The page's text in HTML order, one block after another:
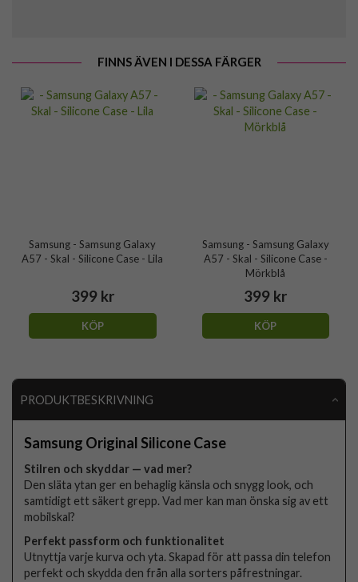
FINNS ÄVEN I DESSA FÄRGER
Samsung - Samsung Galaxy
A57 - Skal - Silicone Case - Lila
399 kr
KÖP
Samsung - Samsung Galaxy
A57 - Skal - Silicone Case -
Mörkblå
399 kr
KÖP
PRODUKTBESKRIVNING
Samsung Original Silicone Case
Stilren och skyddar — vad mer?
Den släta ytan ger en behaglig känsla och snygg look, och
samtidigt ett säkert grepp. Vad mer kan man önska sig av ett
mobilskal?
Perfekt passform och funktionalitet
Utnyttja varje kurva och yta. Skapad för att passa din telefon
perfekt och skydda den från alla sorters påfrestningar.